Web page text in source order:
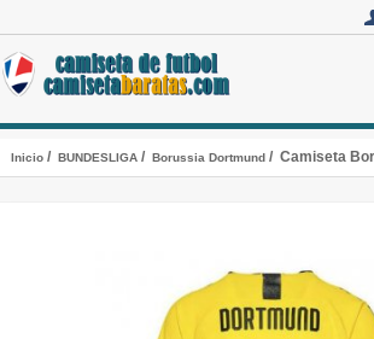
Inicio/ BUNDESLIGA/ Borussia Dortmund/ Camiseta Borussia Dortmund